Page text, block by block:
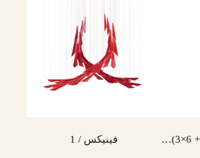
إمبراطورة / 54 (12×3 + 6×3) مصباح فينيكس / 1